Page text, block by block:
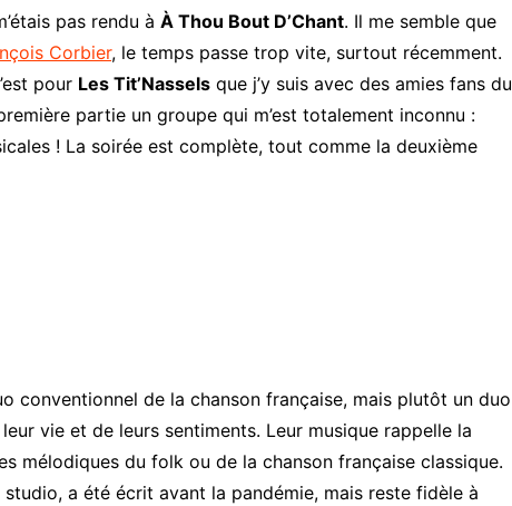
pas rendu à À Thou Bout D’Chant. Il me semble que
Corbier, le temps passe trop vite, surtout récemment.
pour Les Tit’Nassels que j’y suis avec des amies fans du
partie un groupe qui m’est totalement inconnu :
! La soirée est complète, tout comme la deuxième
conventionnel de la chanson française, mais plutôt un duo
vie et de leurs sentiments. Leur musique rappelle la
mélodiques du folk ou de la chanson française classique.
a été écrit avant la pandémie, mais reste fidèle à